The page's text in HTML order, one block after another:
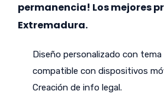
permanencia! Los mejores
Extremadura.
Diseño personalizado con tema
compatible con dispositivos
Creación de info legal.